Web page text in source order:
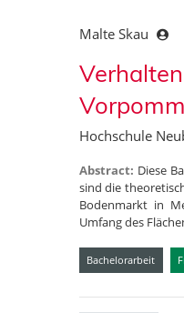
Malte Skau
Hochschule
Abstract: Diese
sind die
Bodenmarkt in
Umfang des
Bachelorarbeit